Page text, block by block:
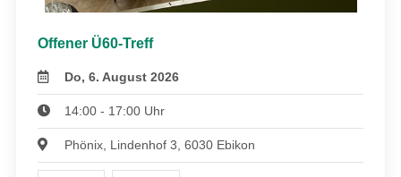
Offener Ü60-Treff
Do, 6. August 2026
14:00 - 17:00 Uhr
Phönix, Lindenhof 3, 6030 Ebikon